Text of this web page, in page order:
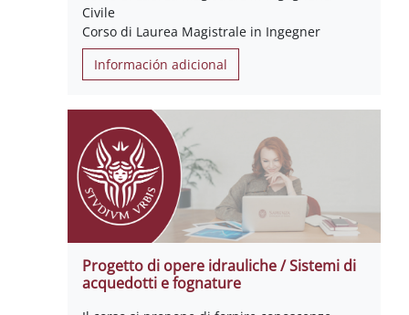
Civile
Corso di Laurea Magistrale in Ingegner
Información adicional
Progetto di opere idrauliche / Sistemi di
acquedotti e fognature